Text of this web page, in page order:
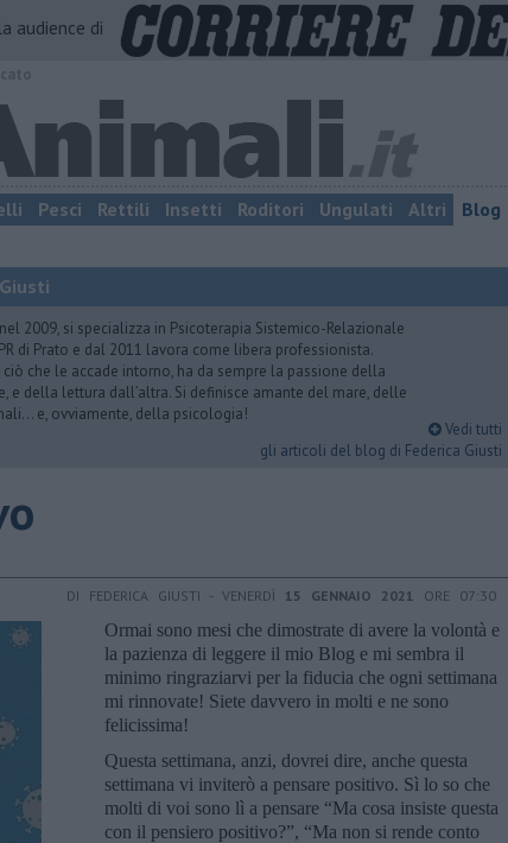
audience di
Pesci Rettili Insetti Roditori Ungulati Altri Blog
2009, si specializza in Psicoterapia Sistemico-Relazionale
di Prato e dal 2011 lavora come libera professionista.
che le accade intorno, ha da sempre la passione della
e della lettura dall’altra. Si definisce amante del mare, delle
e, ovviamente, della psicologia!
Vedi tutti
gli articoli del blog di Federica Giusti
DI FEDERICA GIUSTI - VENERDÌ 15 GENNAIO 2021 ORE 07:30
Ormai sono mesi che dimostrate di avere la volontà e
la pazienza di leggere il mio Blog e mi sembra il
minimo ringraziarvi per la fiducia che ogni settimana
mi rinnovate! Siete davvero in molti e ne sono
felicissima!
Questa settimana, anzi, dovrei dire, anche questa
settimana vi inviterò a pensare positivo. Sì lo so che
molti di voi sono lì a pensare “Ma cosa insiste questa
con il pensiero positivo?”, “Ma non si rende conto